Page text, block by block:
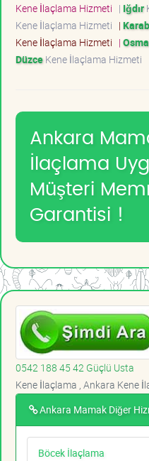
Kene İlaçlama Hizmeti | Iğdır
Kene İlaçlama Hizmeti |
Kene İlaçlama Hizmeti |
DüzceKene İlaçlama Hizmeti
Ankara
İlaçlama
Müşteri
Garantisi !
0542 188 45 42 Güçlü Usta
Kene İlaçlama , Ankara Kene
Ankara Mamak Diğer
Böcek İlaçlama